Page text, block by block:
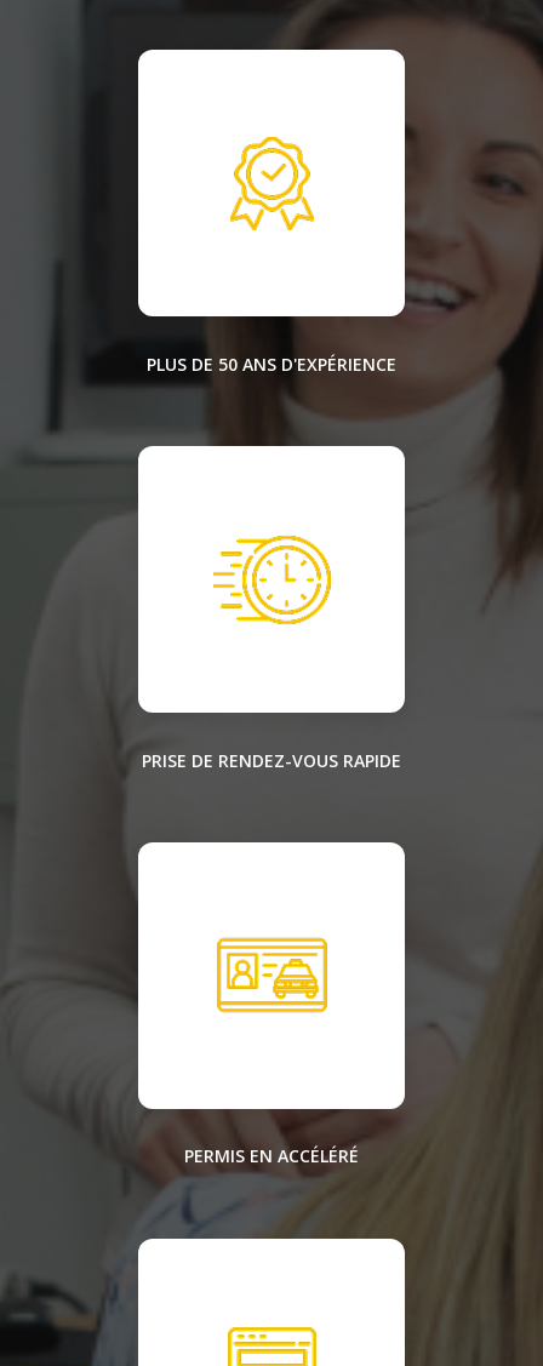
PLUS DE 50 ANS D'EXPÉRIENCE
PRISE DE RENDEZ-VOUS RAPIDE
PERMIS EN ACCÉLÉRÉ